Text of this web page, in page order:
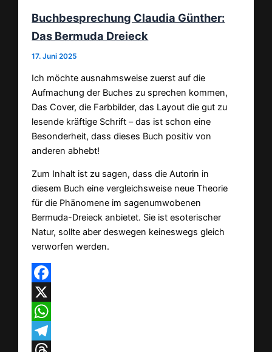
Buchbesprechung Claudia Günther:
Das Bermuda Dreieck
17. Juni 2025
Ich möchte ausnahmsweise zuerst auf die
Aufmachung der Buches zu sprechen kommen,
Das Cover, die Farbbilder, das Layout die gut zu
lesende kräftige Schrift – das ist schon eine
Besonderheit, dass dieses Buch positiv von
anderen abhebt!
Zum Inhalt ist zu sagen, dass die Autorin in
diesem Buch eine vergleichsweise neue Theorie
für die Phänomene im sagenumwobenen
Bermuda-Dreieck anbietet. Sie ist esoterischer
Natur, sollte aber deswegen keineswegs gleich
verworfen werden.
Facebook
X
WhatsApp